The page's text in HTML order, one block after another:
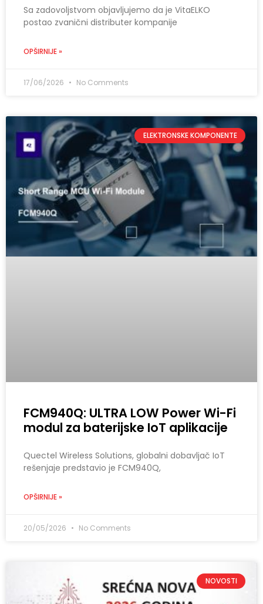
Sa zadovoljstvom objavljujemo da je VitaELKO
postao zvanični distributer kompanije
OPŠIRNIJE »
17/06/2026 No Comments
ELEKTRONSKE KOMPONENTE
FCM940Q: ULTRA LOW Power Wi-Fi
modul za baterijske IoT aplikacije
Quectel Wireless Solutions, globalni dobavljač IoT
rešenjaje predstavio je FCM940Q,
OPŠIRNIJE »
20/05/2026 No Comments
NOVOSTI